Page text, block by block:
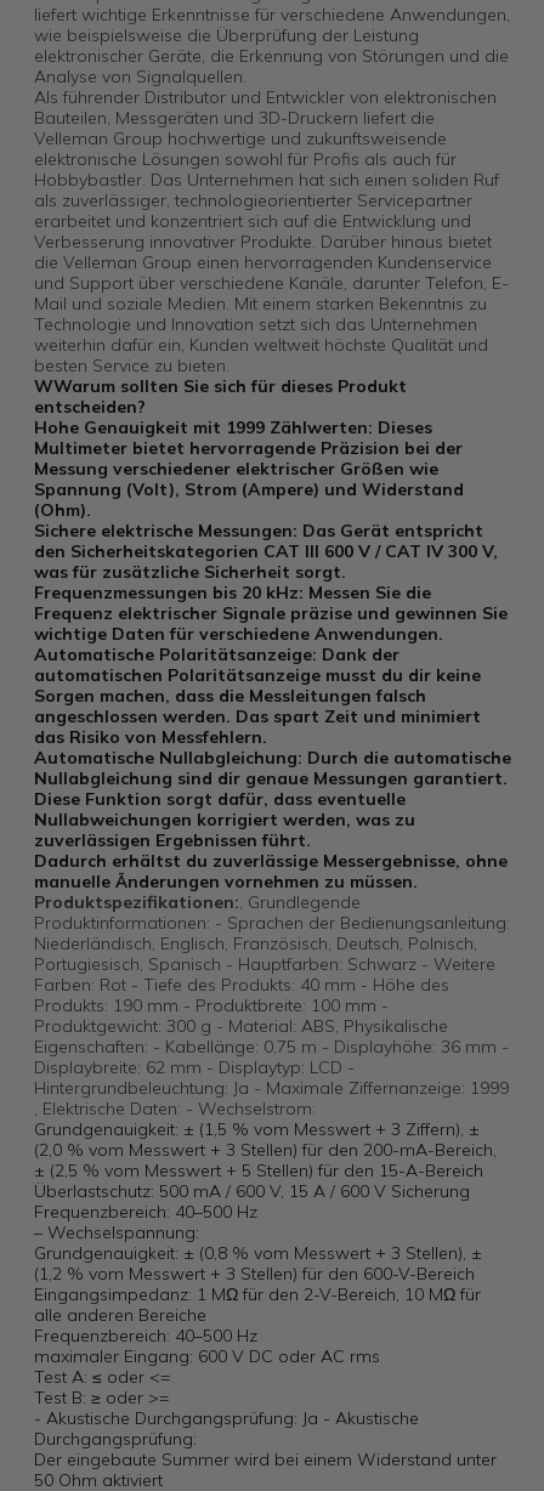
liefert wichtige Erkenntnisse für verschiedene Anwendungen,
wie beispielsweise die Überprüfung der Leistung
elektronischer Geräte, die Erkennung von Störungen und die
Analyse von Signalquellen.
Als führender Distributor und Entwickler von elektronischen
Bauteilen, Messgeräten und 3D-Druckern liefert die
Velleman Group hochwertige und zukunftsweisende
elektronische Lösungen sowohl für Profis als auch für
Hobbybastler. Das Unternehmen hat sich einen soliden Ruf
als zuverlässiger, technologieorientierter Servicepartner
erarbeitet und konzentriert sich auf die Entwicklung und
Verbesserung innovativer Produkte. Darüber hinaus bietet
die Velleman Group einen hervorragenden Kundenservice
und Support über verschiedene Kanäle, darunter Telefon, E-
Mail und soziale Medien. Mit einem starken Bekenntnis zu
Technologie und Innovation setzt sich das Unternehmen
weiterhin dafür ein, Kunden weltweit höchste Qualität und
besten Service zu bieten.
WWarum sollten Sie sich für dieses Produkt
entscheiden?
Hohe Genauigkeit mit 1999 Zählwerten: Dieses
Multimeter bietet hervorragende Präzision bei der
Messung verschiedener elektrischer Größen wie
Spannung (Volt), Strom (Ampere) und Widerstand
(Ohm).
Sichere elektrische Messungen: Das Gerät entspricht
den Sicherheitskategorien CAT III 600 V / CAT IV 300 V,
was für zusätzliche Sicherheit sorgt.
Frequenzmessungen bis 20 kHz: Messen Sie die
Frequenz elektrischer Signale präzise und gewinnen Sie
wichtige Daten für verschiedene Anwendungen.
Automatische Polaritätsanzeige: Dank der
automatischen Polaritätsanzeige musst du dir keine
Sorgen machen, dass die Messleitungen falsch
angeschlossen werden. Das spart Zeit und minimiert
das Risiko von Messfehlern.
Automatische Nullabgleichung: Durch die automatische
Nullabgleichung sind dir genaue Messungen garantiert.
Diese Funktion sorgt dafür, dass eventuelle
Nullabweichungen korrigiert werden, was zu
zuverlässigen Ergebnissen führt.
Dadurch erhältst du zuverlässige Messergebnisse, ohne
manuelle Änderungen vornehmen zu müssen.
Produktspezifikationen:, Grundlegende
Produktinformationen: - Sprachen der Bedienungsanleitung:
Niederländisch, Englisch, Französisch, Deutsch, Polnisch,
Portugiesisch, Spanisch - Hauptfarben: Schwarz - Weitere
Farben: Rot - Tiefe des Produkts: 40 mm - Höhe des
Produkts: 190 mm - Produktbreite: 100 mm -
Produktgewicht: 300 g - Material: ABS, Physikalische
Eigenschaften: - Kabellänge: 0,75 m - Displayhöhe: 36 mm -
Displaybreite: 62 mm - Displaytyp: LCD -
Hintergrundbeleuchtung: Ja - Maximale Ziffernanzeige: 1999
, Elektrische Daten: - Wechselstrom:
Grundgenauigkeit: ± (1,5 % vom Messwert + 3 Ziffern), ±
(2,0 % vom Messwert + 3 Stellen) für den 200-mA-Bereich,
± (2,5 % vom Messwert + 5 Stellen) für den 15-A-Bereich
Überlastschutz: 500 mA / 600 V, 15 A / 600 V Sicherung
Frequenzbereich: 40–500 Hz
– Wechselspannung:
Grundgenauigkeit: ± (0,8 % vom Messwert + 3 Stellen), ±
(1,2 % vom Messwert + 3 Stellen) für den 600-V-Bereich
Eingangsimpedanz: 1 MΩ für den 2-V-Bereich, 10 MΩ für
alle anderen Bereiche
Frequenzbereich: 40–500 Hz
maximaler Eingang: 600 V DC oder AC rms
Test A: ≤ oder <=
Test B: ≥ oder >=
- Akustische Durchgangsprüfung: Ja - Akustische
Durchgangsprüfung:
Der eingebaute Summer wird bei einem Widerstand unter
50 Ohm aktiviert